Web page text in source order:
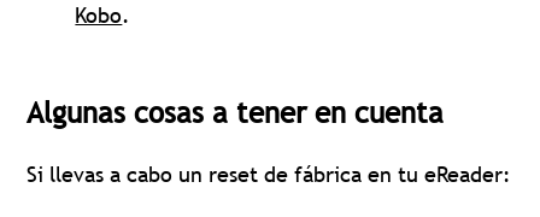
Kobo.
Algunas cosas a tener en cuenta
Si llevas a cabo un reset de fábrica en tu eReader: